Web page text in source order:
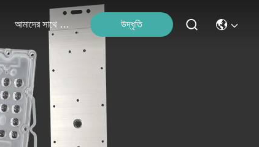
আমাদের সাথে যোগাযোগ উদ্ধৃতি